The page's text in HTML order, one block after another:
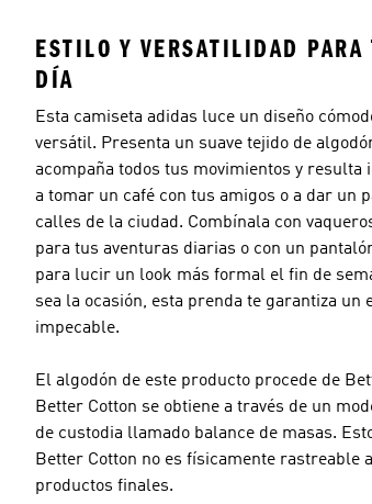
ESTILO Y VERSATILIDAD
DÍA
Esta camiseta adidas luce un diseño
versátil. Presenta un suave tejido de
acompaña todos tus movimientos y resulta
a tomar un café con tus amigos o a dar un
calles de la ciudad. Combínala con
para tus aventuras diarias o con un
para lucir un look más formal el fin de
sea la ocasión, esta prenda te garantiza un
impecable.
El algodón de este producto procede de
Better Cotton se obtiene a través de un
de custodia llamado balance de masas.
Better Cotton no es físicamente rastreable
productos finales.